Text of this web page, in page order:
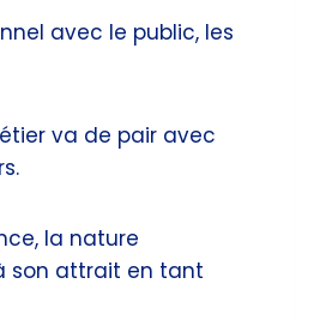
avec le public, les
va de pair avec
la nature
son attrait en tant